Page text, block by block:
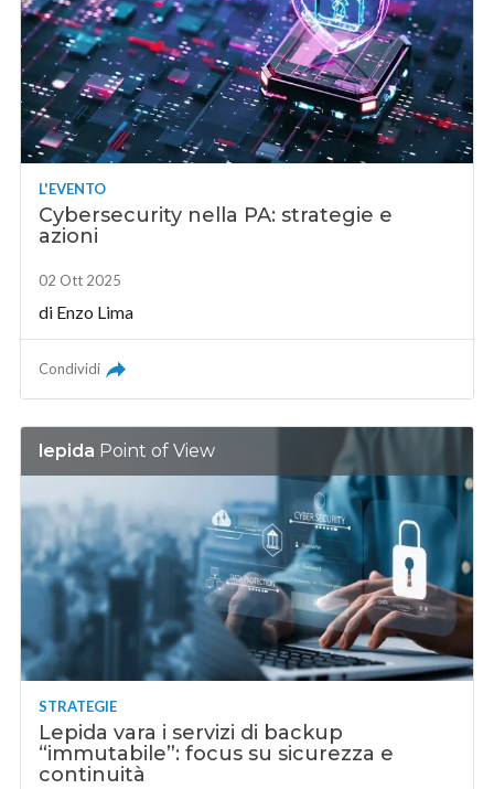
L'EVENTO
Cybersecurity nella PA: strategie e
azioni
02 Ott 2025
di Enzo Lima
Condividi
lepida Point of View
STRATEGIE
Lepida vara i servizi di backup
“immutabile”: focus su sicurezza e
continuità